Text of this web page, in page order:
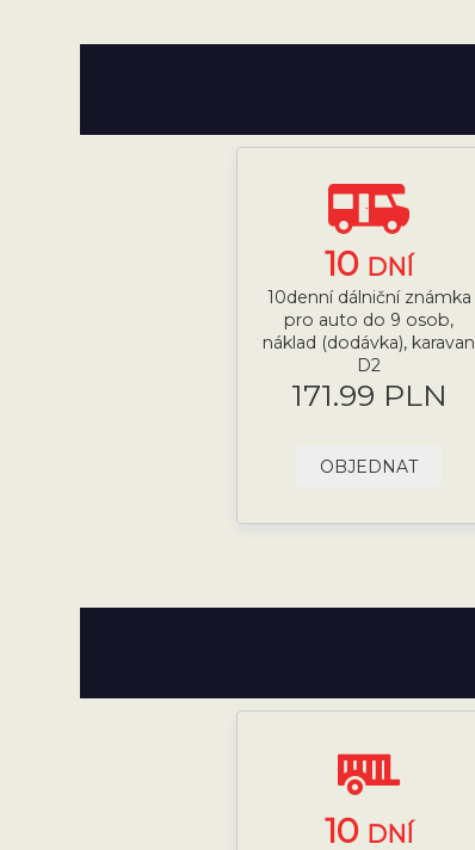
10 DNÍ
10denní dálniční známka
pro auto do 9 osob,
náklad (dodávka), karavan
D2
171.99 PLN
OBJEDNAT
10 DNÍ